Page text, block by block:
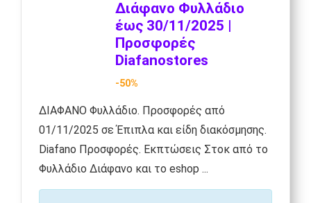
Διάφανο Φυλλάδιο
έως 30/11/2025 |
Προσφορές
Diafanostores
-50%
ΔΙΑΦΑΝΟ Φυλλάδιο. Προσφορές από
01/11/2025 σε Έπιπλα και είδη διακόσμησης.
Diafano Προσφορές. Εκπτώσεις Στοκ από το
Φυλλάδιο Διάφανο και το eshop ...